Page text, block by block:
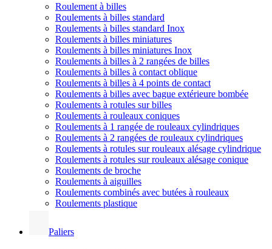
Roulement à billes
Roulements à billes standard
Roulements à billes standard Inox
Roulements à billes miniatures
Roulements à billes miniatures Inox
Roulements à billes à 2 rangées de billes
Roulements à billes à contact oblique
Roulements à billes à 4 points de contact
Roulements à billes avec bague extérieure bombée
Roulements à rotules sur billes
Roulements à rouleaux coniques
Roulements à 1 rangée de rouleaux cylindriques
Roulements à 2 rangées de rouleaux cylindriques
Roulements à rotules sur rouleaux alésage cylindrique
Roulements à rotules sur rouleaux alésage conique
Roulements de broche
Roulements à aiguilles
Roulements combinés avec butées à rouleaux
Roulements plastique
Paliers